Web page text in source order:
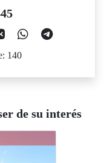
140
de su interés